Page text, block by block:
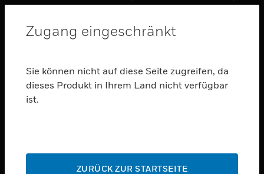
und Neuigkeiten, Umfragen, Sonderangebote
PRODUKTE
toggle view
Zugang eingeschränkt
Sie können nicht auf diese Seite zugreifen, da
dieses Produkt in Ihrem Land nicht verfügbar
ist.
ZURÜCK ZUR STARTSEITE